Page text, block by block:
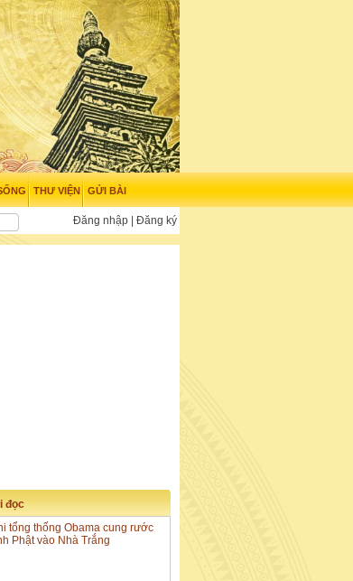
THƯ VIỆN GỬI BÀI
Đăng nhập Đăng ký
đọc
tổng thống Obama cung rước
Phật vào Nhà Trắng